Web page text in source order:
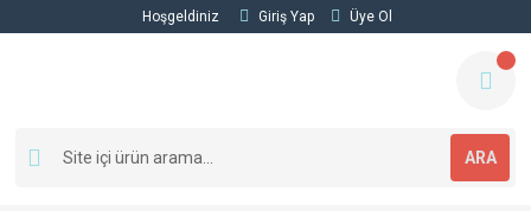
Hoşgeldiniz Giriş Yap Üye Ol
ARA